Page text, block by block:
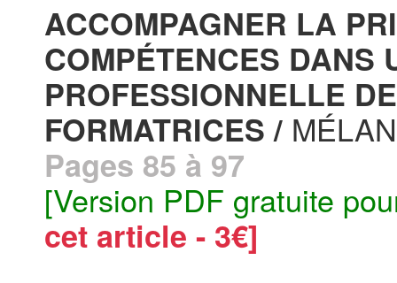
ACCOMPAGNER LA
COMPÉTENCES DANS
PROFESSIONNELLE
FORMATRICES /
Pages 85 à 97
[Version PDF gratuite
cet article - 3€]